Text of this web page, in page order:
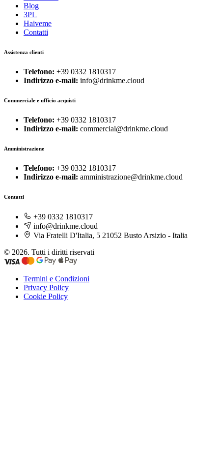
Blog
3PL
Haiveme
Contatti
Assistenza clienti
Telefono: +39 0332 1810317
Indirizzo e-mail: info@drinkme.cloud
Commerciale e ufficio acquisti
Telefono: +39 0332 1810317
Indirizzo e-mail: commercial@drinkme.cloud
Amministrazione
Telefono: +39 0332 1810317
Indirizzo e-mail: amministrazione@drinkme.cloud
Contatti
+39 0332 1810317
info@drinkme.cloud
Via Fratelli D'Italia, 5 21052 Busto Arsizio - Italia
© 2026. Tutti i diritti riservati
Termini e Condizioni
Privacy Policy
Cookie Policy